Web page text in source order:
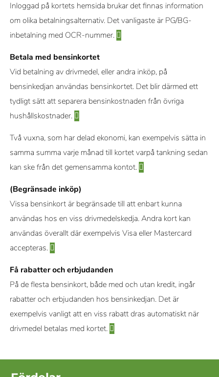
Inloggad på kortets hemsida brukar det finnas information
om olika betalningsalternativ. Det vanligaste är PG/BG-
inbetalning med OCR-nummer.
Betala med bensinkortet
Vid betalning av drivmedel, eller andra inköp, på
bensinkedjan användas bensinkortet. Det blir därmed ett
tydligt sätt att separera bensinkostnaden från övriga
hushållskostnader.
Två vuxna, som har delad ekonomi, kan exempelvis sätta in
samma summa varje månad till kortet varpå tankning sedan
kan ske från det gemensamma kontot.
(Begränsade inköp)
Vissa bensinkort är begränsade till att enbart kunna
användas hos en viss drivmedelskedja. Andra kort kan
användas överallt där exempelvis Visa eller Mastercard
accepteras.
Få rabatter och erbjudanden
På de flesta bensinkort, både med och utan kredit, ingår
rabatter och erbjudanden hos bensinkedjan. Det är
exempelvis vanligt att en viss rabatt dras automatiskt när
drivmedel betalas med kortet.